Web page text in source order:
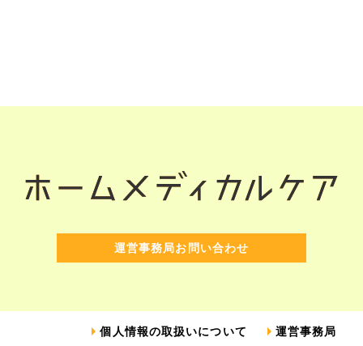
運営事務局お問い合わせ
個人情報の取扱いについて 運営事務局